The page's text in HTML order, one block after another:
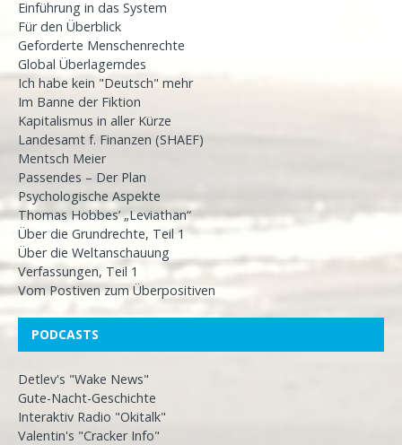
Einführung in das System
Für den Überblick
Geforderte Menschenrechte
Global Überlagerndes
Ich habe kein "Deutsch" mehr
Im Banne der Fiktion
Kapitalismus in aller Kürze
Landesamt f. Finanzen (SHAEF)
Mentsch Meier
Passendes – Der Plan
Psychologische Aspekte
Thomas Hobbes’ „Leviathan“
Über die Grundrechte, Teil 1
Über die Weltanschauung
Verfassungen, Teil 1
Vom Postiven zum Überpositiven
PODCASTS
Detlev's "Wake News"
Gute-Nacht-Geschichte
Interaktiv Radio "Okitalk"
Valentin's "Cracker Info"